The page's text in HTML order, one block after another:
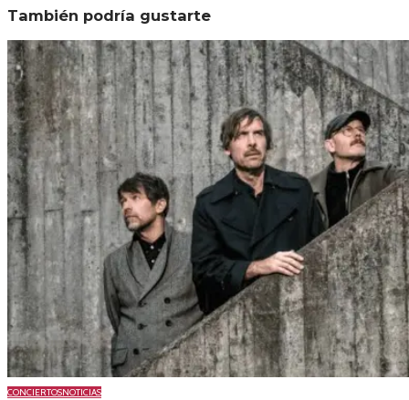
También podría gustarte
CONCIERTOSNOTICIAS